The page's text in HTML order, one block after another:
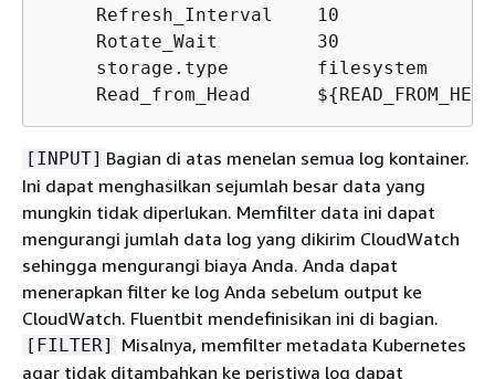
     Refresh_Interval    10
     Rotate_Wait         30
     storage.type        filesystem
     Read_from_Head      $
{
[INPUT] Bagian di atas menelan semua log kontainer.
Ini dapat menghasilkan sejumlah besar data yang
mungkin tidak diperlukan. Memfilter data ini dapat
mengurangi jumlah data log yang dikirim CloudWatch
sehingga mengurangi biaya Anda. Anda dapat
menerapkan filter ke log Anda sebelum output ke
CloudWatch. Fluentbit mendefinisikan ini di bagian.
[FILTER]
Misalnya, memfilter metadata Kubernetes
agar tidak ditambahkan ke peristiwa log dapat